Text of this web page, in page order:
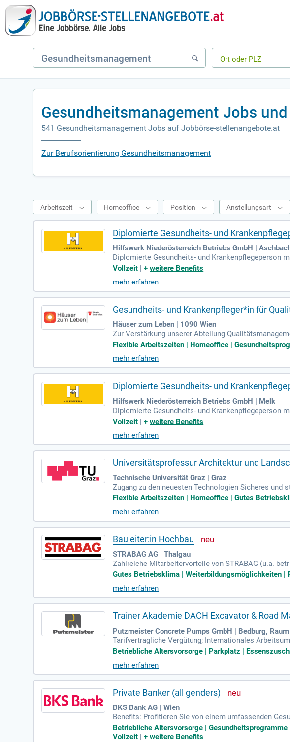
Gesundheitsmanagement Jobs
541 Gesundheitsmanagement Jobs auf Jobbörse-stellenangebote.at
Zur Berufsorientierung Gesundheitsmanagement
Arbeitszeit Homeoffice Position Anstellungsart
Diplomierte Gesundheits- und
Hilfswerk Niederösterreich Betriebs GmbH |
Diplomierte Gesundheits- und Krankenpflegeperson
geperson mit Funktion "stv. Pflegemanagement" (w/m/
Vollzeit |+weitere Benefits
mehr erfahren
Gesundheits- und Krankenpfleger*in für
Häuser zum Leben | 1090 Wien
Zur Verstärkung unserer Abteilung
eits- und Krankenpfleger*in für Qualitätsmanagement
Flexible Arbeitszeiten | Homeoffice |
mehr erfahren
Diplomierte Gesundheits- und
Hilfswerk Niederösterreich Betriebs GmbH | Melk
Diplomierte Gesundheits- und Krankenpflegeperson
geperson mit Funktion "stv. Pflegemanagement" (w/m/
Vollzeit |+weitere Benefits
mehr erfahren
Universitätsprofessur Architektur und
Technische Universität Graz | Graz
Zugang zu den neuesten Technologien Sicheres
ungsmöglichkeiten und Lehraufenthalte
Flexible Arbeitszeiten | Homeoffice | Gutes
mehr erfahren
Bauleiter:in Hochbau
STRABAG AG | Thalgau
Zahlreiche Mitarbeitervorteile von STRABAG (u.a.
dem Büro, diverse Vergünstigungen in Geschäften, ).
Gutes Betriebsklima | Weiterbildungsmöglichkeiten
mehr erfahren
Trainer Akademie DACH Excavator & Road
Putzmeister Concrete Pumps GmbH | Bedburg, Raum
Tarifvertragliche Vergütung; Internationales
szulage; Gesundheitsmanagement; Betriebsarzt;
Betriebliche Altersvorsorge | Parkplatz |
mehr erfahren
Private Banker (all genders)
BKS Bank AG | Wien
Benefits: Profitieren Sie von einem umfassenden
en. Flexibilität: Genießen Sie Gleitzeit und eine
Betriebliche Altersvorsorge |
Vollzeit |+weitere Benefits